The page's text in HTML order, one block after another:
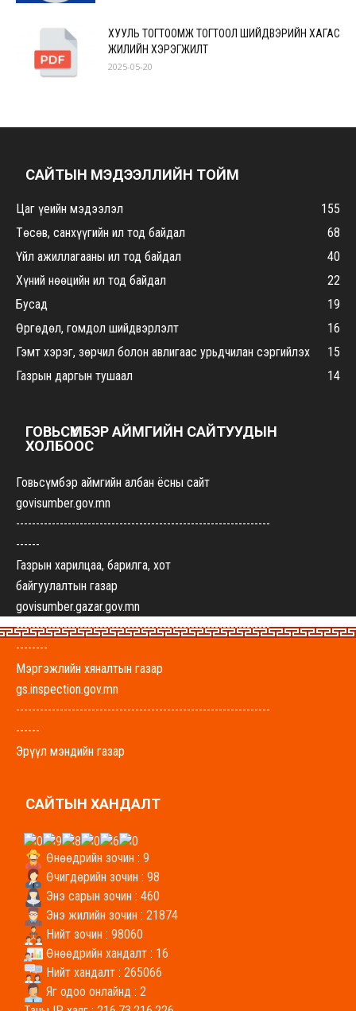
ХУУЛЬ ТОГТООМЖ ТОГТООЛ ШИЙДВЭРИЙН ХАГАС
ЖИЛИЙН ХЭРЭГЖИЛТ
2025-05-20
САЙТЫН МЭДЭЭЛЛИЙН ТОЙМ
Цаг үеийн мэдээлэл
155
Төсөв, санхүүгийн ил тод байдал
68
Үйл ажиллагааны ил тод байдал
40
Хүний нөөцийн ил тод байдал
22
Бусад
19
Өргөдөл, гомдол шийдвэрлэлт
16
Гэмт хэрэг, зөрчил болон авлигаас урьдчилан сэргийлэх
15
Газрын даргын тушаал
14
ГОВЬСҮМБЭР АЙМГИЙН САЙТУУДЫН
ХОЛБООС
Говьсүмбэр аймгийн албан ёсны сайт
govisumber.gov.mn
----------------------------------------------------------------
------
Газрын харилцаа, барилга, хот
байгуулалтын газар
govisumber.gazar.gov.mn
----------------------------------------------------------------
--------
Мэргэжлийн хяналтын газар
gs.inspection.gov.mn
----------------------------------------------------------------
------
Эрүүл мэндийн газар
----------------------------------------------------------------
-------
Хүнс, хөдөө аж ахуйн газар
uhaag.gs.gov.mn
----------------------------------------------------------------
-------
Боловсрол, соёл, урлагийн газар
bolovsrol.gs.gov.mn
----------------------------------------------------------------
-----
Байгаль орчин аялал жуулчлалын газар
САЙТЫН ХАНДАЛТ
Өнөөдрийн зочин : 9
Өчигдөрийн зочин : 98
Энэ сарын зочин : 460
Энэ жилийн зочин : 21874
Нийт зочин : 98060
Өнөөдрийн хандалт : 16
Нийт хандалт : 265066
Яг одоо онлайнд : 2